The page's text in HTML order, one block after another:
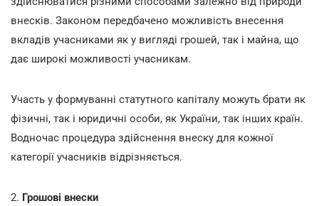
внесків. Законом передбачено можливість внесення
вкладів учасниками як у вигляді грошей, так і майна, що
дає широкі можливості учасникам.
Участь у формуванні статутного капіталу можуть брати як
фізичні, так і юридичні особи, як України, так інших країн.
Водночас процедура здійснення внеску для кожної
категорії учасників відрізняється.
2. Грошові внески